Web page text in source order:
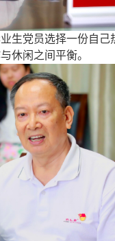
生党员选择一份自己
休闲之间平衡。